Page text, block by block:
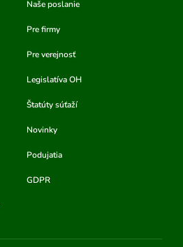
Naše poslanie
Pre firmy
Pre verejnosť
Legislatíva OH
Štatúty súťaží
Novinky
Podujatia
GDPR